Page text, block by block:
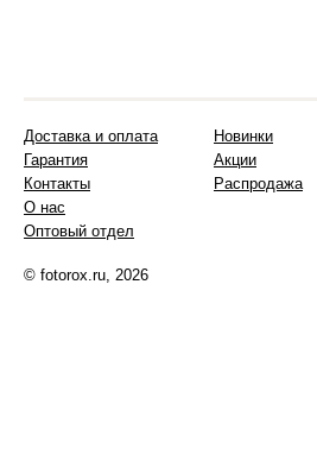
Доставка и оплата
Гарантия
Контакты
О нас
Оптовый отдел
Новинки
Акции
Распродажа
© fotorox.ru, 2026